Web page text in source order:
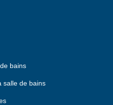
bains
salle de bains